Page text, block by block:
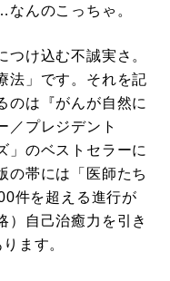
んのこっちゃ。
け込む不誠実さ。
法」です。それを記
のは『がんが自然に
／プレジデント
」のベストセラーに
の帯には「医師たち
件を超える進行が
）自己治癒力を引き
ます。